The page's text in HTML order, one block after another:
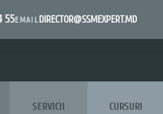
55EMAILDIRECTOR@SSMEXPERT.MD
SERVICII CURSURI